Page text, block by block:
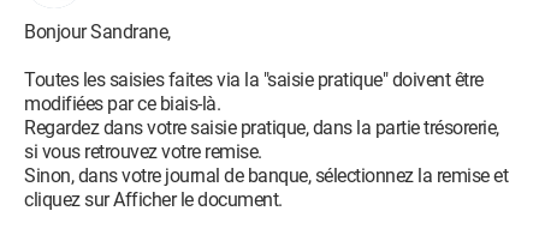
Bonjour Sandrane,
Toutes les saisies faites via la "saisie pratique" doivent être
modifiées par ce biais-là.
Regardez dans votre saisie pratique, dans la partie trésorerie,
si vous retrouvez votre remise.
Sinon, dans votre journal de banque, sélectionnez la remise et
cliquez sur Afficher le document.